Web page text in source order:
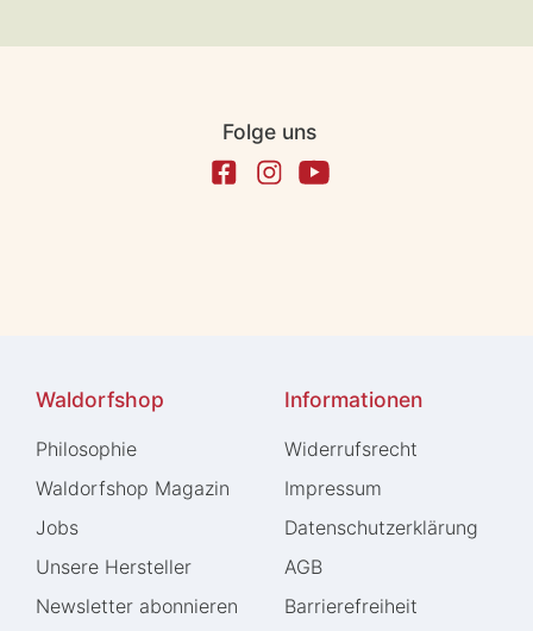
Folge uns
Waldorfshop
Philosophie
Waldorfshop Magazin
Jobs
Unsere Hersteller
Newsletter abonnieren
Informationen
Widerrufs­recht
Impressum
Daten­schutz­erklärung
AGB
Barrierefreiheit